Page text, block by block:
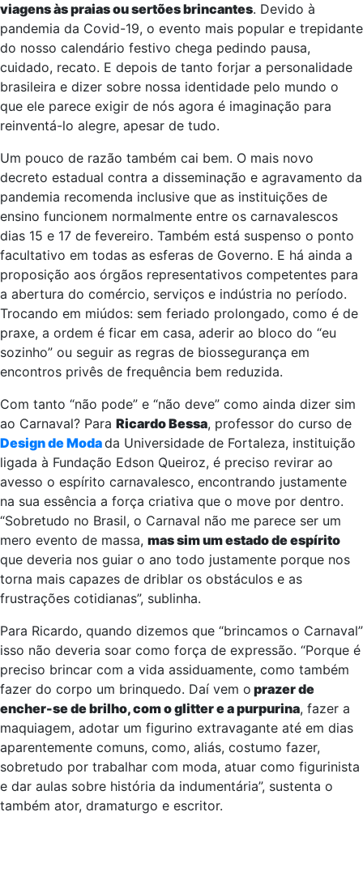
Em 2021, o Carnaval não será igual aquele que passou.
Nada de aglomerações, festas nas ruas e nos bares,
viagens às praias ou sertões brincantes. Devido à
pandemia da Covid-19, o evento mais popular e trepidante
do nosso calendário festivo chega pedindo pausa,
cuidado, recato. E depois de tanto forjar a personalidade
brasileira e dizer sobre nossa identidade pelo mundo o
reinventá-lo alegre, apesar de tudo.
Um pouco de razão também cai bem. O mais novo
decreto estadual contra a disseminação e agravamento da
pandemia recomenda inclusive que as instituições de
ensino funcionem normalmente entre os carnavalescos
dias 15 e 17 de fevereiro. Também está suspenso o ponto
facultativo em todas as esferas de Governo. E há ainda a
proposição aos órgãos representativos competentes para
a abertura do comércio, serviços e indústria no período.
Trocando em miúdos: sem feriado prolongado, como é de
praxe, a ordem é ficar em casa, aderir ao bloco do “eu
encontros privês de frequência bem reduzida.
Com tanto “não pode” e “não deve” como ainda dizer sim
ao Carnaval? Para Ricardo Bessa, professor do curso de
Design de Moda da Universidade de Fortaleza, instituição
ligada à Fundação Edson Queiroz, é preciso revirar ao
avesso o espírito carnavalesco, encontrando justamente
na sua essência a força criativa que o move por dentro.
“Sobretudo no Brasil, o Carnaval não me parece ser um
mero evento de massa,mas sim um estado de espírito
que deveria nos guiar o ano todo justamente porque nos
frustrações cotidianas”, sublinha.
Para Ricardo, quando dizemos que “brincamos o Carnaval”
isso não deveria soar como força de expressão. “Porque é
preciso brincar com a vida assiduamente, como também
fazer do corpo um brinquedo. Daí vem oprazer de
encher-se de brilho, com o glitter e a purpurina, fazer a
maquiagem, adotar um figurino extravagante até em dias
aparentemente comuns, como, aliás, costumo fazer,
sobretudo por trabalhar com moda, atuar como figurinista